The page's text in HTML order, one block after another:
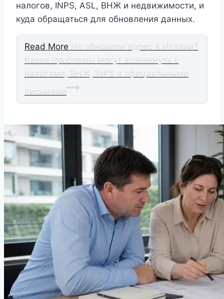
налогов, INPS, ASL, ВНЖ и недвижимости, и
куда обращаться для обновления данных.
Read More Не обновили адрес в Италии?
Какие проблемы могут возникнуть с
налогами, ВНЖ, INPS и официальными
письмами